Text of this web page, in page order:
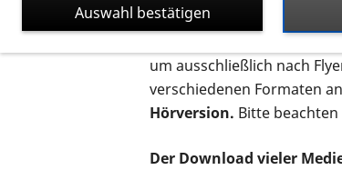
Auf dieser Seite finden
um ausschließlich nach
verschiedenen Formaten
Hörversion. Bitte beachten
Der Download vieler
Auswahl bestätigen